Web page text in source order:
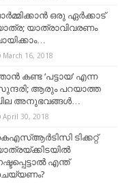
ഒരു ഏര്‍ക്കാട്
യാത്രാവിവരണം
March 16, 2018
കണ്ട ‘പട്ടായ’ എന്ന
ആരും പറയാത്ത
അനുഭവങ്ങള്‍…
April 30, 2018
ടിക്കറ്റ്
എന്ത്